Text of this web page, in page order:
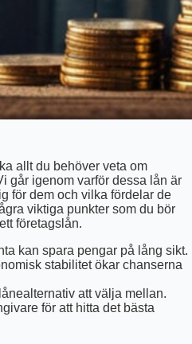
allt du behöver veta om
går igenom varför dessa lån är
för dem och vilka fördelar de
viktiga punkter som du bör
företagslån.
kan spara pengar på lång sikt.
stabilitet ökar chanserna
att välja mellan.
för att hitta det bästa